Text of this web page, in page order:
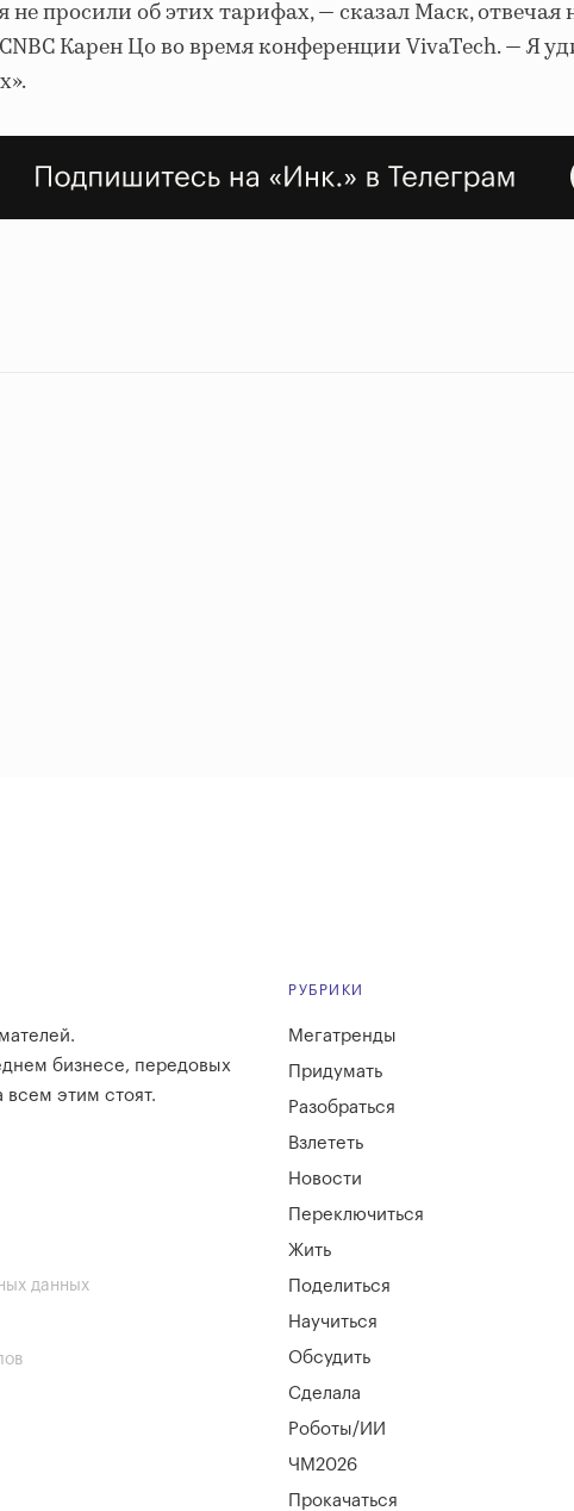
не просили об этих тарифах, — сказал Маск, отвечая
Карен Цо во время конференции VivaTech. — Я
бизнесе, передовых
всем этим стоят.
данных
РУБРИКИ
Мегатренды
Придумать
Разобраться
Взлететь
Новости
Переключиться
Жить
Поделиться
Научиться
Обсудить
Сделала
Роботы/ИИ
ЧМ2026
Прокачаться